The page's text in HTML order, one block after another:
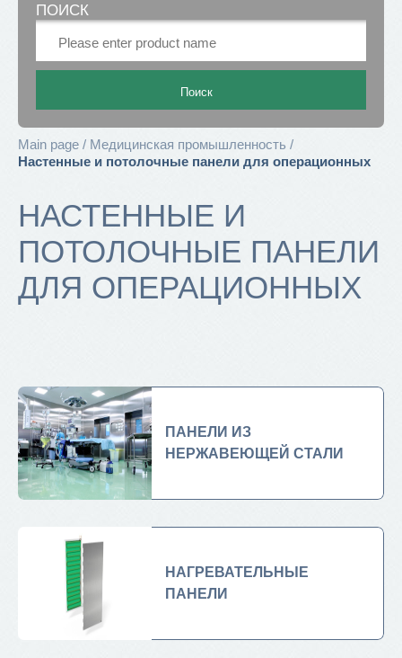
ПОИСК
Main page
Медицинская промышленность
Настенные и потолочные панели для операционных
НАСТЕННЫЕ И
ПОТОЛОЧНЫЕ ПАНЕЛИ
ДЛЯ ОПЕРАЦИОННЫХ
ПАНЕЛИ ИЗ
НЕРЖАВЕЮЩЕЙ СТАЛИ
НАГРЕВАТЕЛЬНЫЕ
ПАНЕЛИ